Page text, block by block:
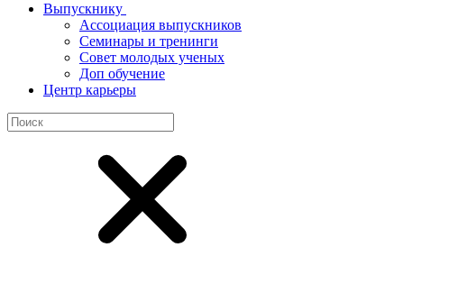
Выпускнику
Ассоциация выпускников
Семинары и тренинги
Совет молодых ученых
Доп обучение
Центр карьеры